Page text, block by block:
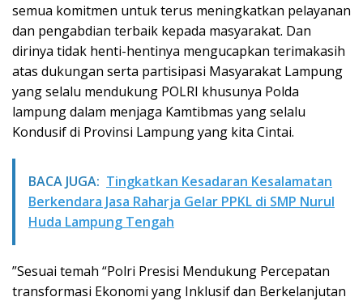
semua komitmen untuk terus meningkatkan pelayanan
dan pengabdian terbaik kepada masyarakat. Dan
dirinya tidak henti-hentinya mengucapkan terimakasih
atas dukungan serta partisipasi Masyarakat Lampung
yang selalu mendukung POLRI khusunya Polda
lampung dalam menjaga Kamtibmas yang selalu
Kondusif di Provinsi Lampung yang kita Cintai.
BACA JUGA: Tingkatkan Kesadaran Kesalamatan
Berkendara Jasa Raharja Gelar PPKL di SMP Nurul
Huda Lampung Tengah
”Sesuai temah “Polri Presisi Mendukung Percepatan
transformasi Ekonomi yang Inklusif dan Berkelanjutan